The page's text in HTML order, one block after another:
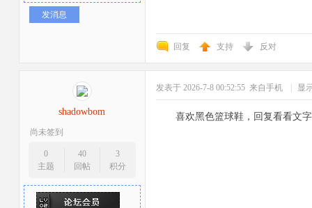
发消息
回复 支持 反对
shadowbom
尚未签到
0
主题
40
回帖
3
积分
发表于 2026-7-8 00:52:55 来自手机 显
喜欢黑色篮球鞋，回复看看文字